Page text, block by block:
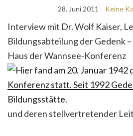
28. Juni 2011 Keine
Interview mit Dr. Wolf Kaiser,
Bildungsabteilung der Gedenk
Haus der Wannsee-Konferenz
und deren stellvertretender